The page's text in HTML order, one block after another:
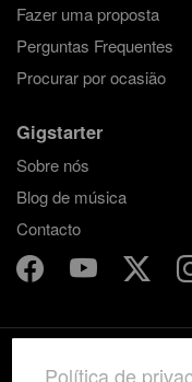
Fazer uma proposta
Perguntas Frequentes
Procurar por ocasião
Gigstarter
Sobre nós
Blog de música
Contacto
Termos
Política de